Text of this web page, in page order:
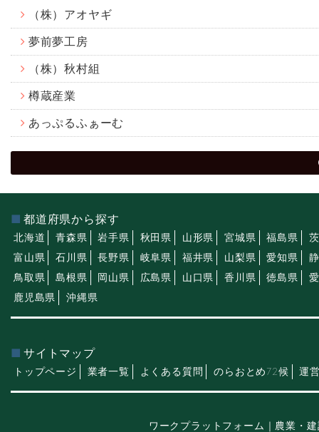
（株）アオヤギ
夢前夢工房
（株）秋村組
樽蔵産業
あっぷるふぁーむ
都道府県から探す
北海道 青森県 岩手県 秋田県 山形県 宮城県 福島県
富山県
石川県 長野県 岐阜県 福井県 山梨県 愛知県
鳥取県
島根県 岡山県 広島県 山口県 香川県 徳島県
鹿児島県
沖縄県
サイトマップ
トップページ 業者一覧 よくある質問 のらおとめ72候 運
ワークプラットフォーム｜農業・